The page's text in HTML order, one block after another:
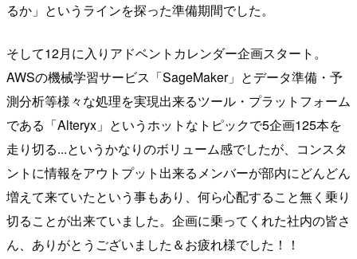
るか」というラインを探った準備期間でした。
そして12月に入りアドベントカレンダー企画スタート。
AWSの機械学習サービス「SageMaker」とデータ準備・予
測分析等様々な処理を実現出来るツール・プラットフォーム
である「Alteryx」というホットなトピックで5企画125本を
走り切る...というかなりのボリューム感でしたが、コンスタ
ントに情報をアウトプット出来るメンバーが部内にどんどん
増えて来ていたという事もあり、何ら心配すること無く乗り
切ることが出来ていました。企画に乗ってくれた社内の皆さ
ん、ありがとうございました＆お疲れ様でした！！